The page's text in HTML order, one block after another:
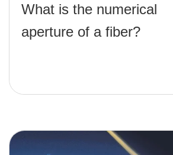
What is the numerical
aperture of a fiber?